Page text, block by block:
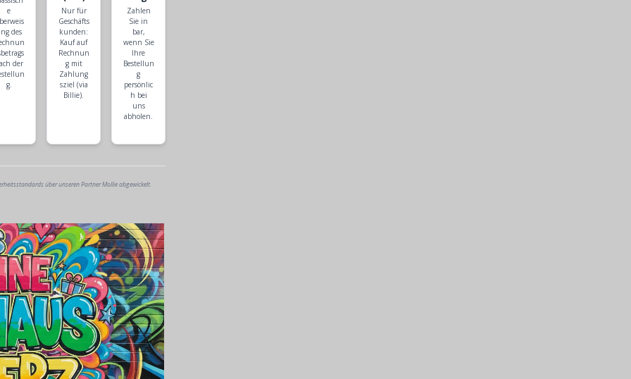
e
des
der
g.
Nur für
Geschäfts
kunden:
Kauf auf
Rechnun
g mit
Zahlung
sziel (via
Billie).
Zahlen
Sie in
bar,
wenn Sie
Ihre
Bestellun
g
persönlic
h bei
uns
abholen.
über unseren Partner Mollie abgewickelt.